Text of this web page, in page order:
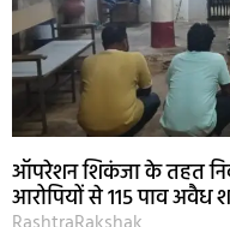
ऑपरेशन शिकंजा के तहत
आरोपियों से 115 पाव अवैध